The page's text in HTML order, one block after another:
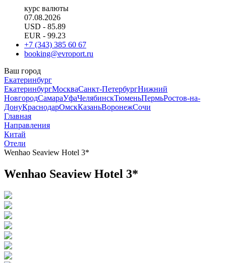
курс валюты
07.08.2026
USD - 85.89
EUR - 99.23
+7 (343) 385 60 67
booking@evroport.ru
Ваш город
Екатеринбург
ЕкатеринбургМоскваСанкт-ПетербургНижний
НовгородСамараУфаЧелябинскТюменьПермьРостов-на-
ДонуКраснодарОмскКазаньВоронежСочи
Главная
Направления
Китай
Отели
Wenhao Seaview Hotel 3*
Wenhao Seaview Hotel 3*